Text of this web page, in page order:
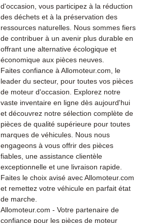
d'occasion, vous participez à la réduction
des déchets et à la préservation des
ressources naturelles. Nous sommes fiers
de contribuer à un avenir plus durable en
offrant une alternative écologique et
économique aux pièces neuves.
Faites confiance à Allomoteur.com, le
leader du secteur, pour toutes vos pièces
de moteur d'occasion. Explorez notre
vaste inventaire en ligne dès aujourd'hui
et découvrez notre sélection complète de
pièces de qualité supérieure pour toutes
marques de véhicules. Nous nous
engageons à vous offrir des pièces
fiables, une assistance clientèle
exceptionnelle et une livraison rapide.
Faites le choix avisé avec Allomoteur.com
et remettez votre véhicule en parfait état
de marche.
Allomoteur.com - Votre partenaire de
confiance pour les pièces de moteur